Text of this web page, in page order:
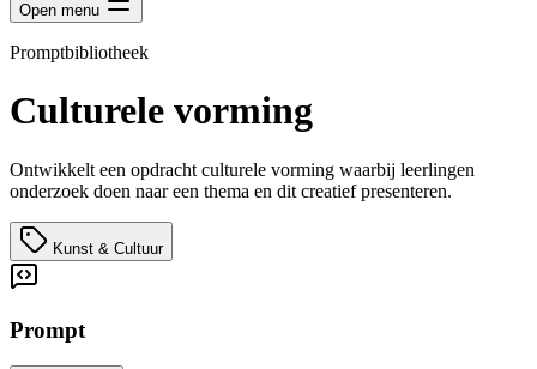
Open menu
Promptbibliotheek
Culturele vorming
Ontwikkelt een opdracht culturele vorming waarbij leerlingen
onderzoek doen naar een thema en dit creatief presenteren.
Kunst & Cultuur
Prompt